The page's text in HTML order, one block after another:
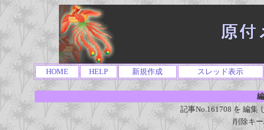
HOME HELP 新規作成 スレッド表示
記事No.161708 を 編集
削除キ